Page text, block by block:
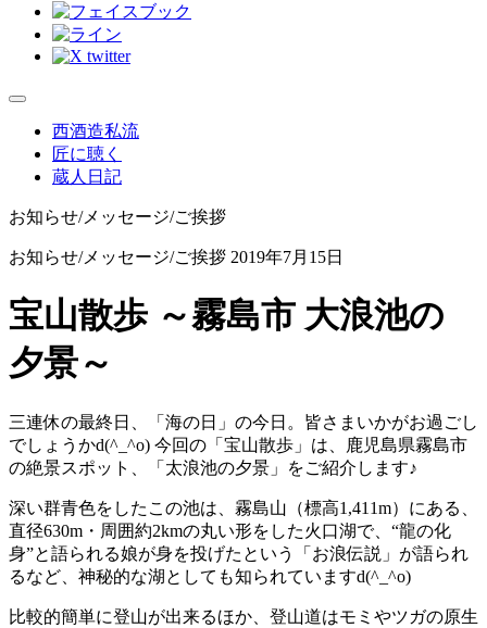
西酒造私流
匠に聴く
蔵人日記
お知らせ/メッセージ/ご挨拶
お知らせ/メッセージ/ご挨拶 2019年7月15日
宝山散歩 ～霧島市 大浪池の
夕景～
三連休の最終日、「海の日」の今日。皆さまいかがお過ごし
でしょうかd(^_^o) 今回の「宝山散歩」は、鹿児島県霧島市
の絶景スポット、「太浪池の夕景」をご紹介します♪
深い群青色をしたこの池は、霧島山（標高1,411m）にある、
直径630m・周囲約2kmの丸い形をした火口湖で、“龍の化
身”と語られる娘が身を投げたという「お浪伝説」が語られ
るなど、神秘的な湖としても知られていますd(^_^o)
比較的簡単に登山が出来るほか、登山道はモミやツガの原生